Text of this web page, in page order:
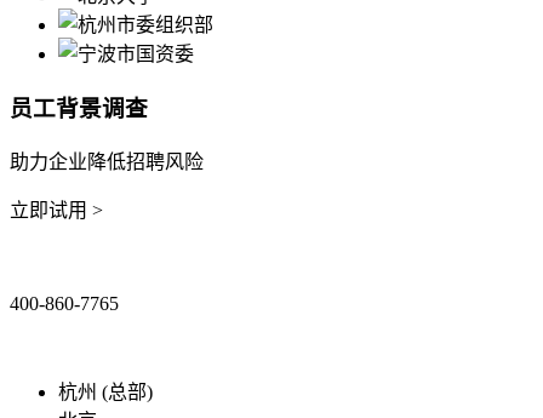
员工背景调查
助力企业降低招聘风险
立即试用 >
400-860-7765
杭州 (总部)